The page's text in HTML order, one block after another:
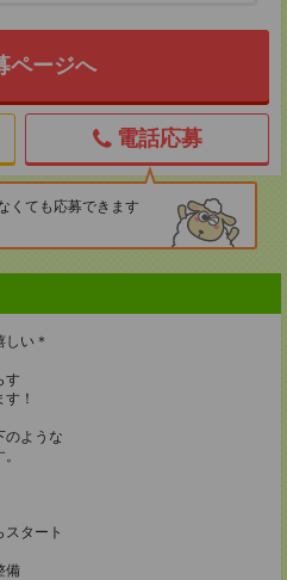
ページへ
電話応募
くても応募できます
い＊
す
！
のような
スタート
備